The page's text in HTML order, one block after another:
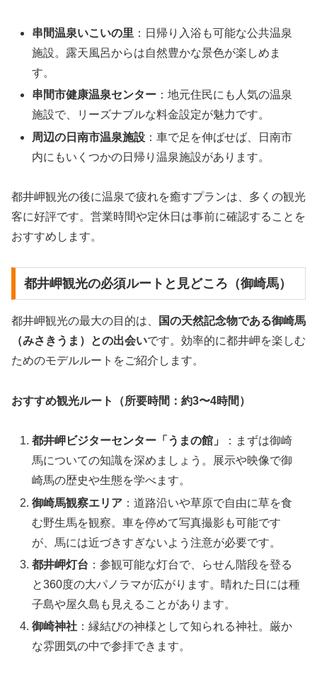
串間温泉いこいの里 ：日帰り入浴も可能な公共温泉
施設。露天風呂からは自然豊かな景色が楽しめま
す。
串間市健康温泉センター ：地元住民にも人気の温泉
施設で、リーズナブルな料金設定が魅力です。
周辺の日南市温泉施設 ：車で足を伸ばせば、日南市
内にもいくつかの日帰り温泉施設があります。
都井岬観光の後に温泉で疲れを癒すプランは、多くの観光
客に好評です。営業時間や定休日は事前に確認することを
おすすめします。
都井岬観光の必須ルートと見どころ（御崎馬）
都井岬観光の最大の目的は、
国の天然記念物である御崎馬
（みさきうま）との出会いです。効率的に都井岬を楽しむ
ためのモデルルートをご紹介します。
おすすめ観光ルート（所要時間：約3〜4時間）
都井岬ビジターセンター「うまの館」
：まずは御崎
馬についての知識を深めましょう。展示や映像で御
崎馬の歴史や生態を学べます。
御崎馬観察エリア ：道路沿いや草原で自由に草を食
む野生馬を観察。車を停めて写真撮影も可能です
が、馬には近づきすぎないよう注意が必要です。
都井岬灯台 ：参観可能な灯台で、らせん階段を登る
と360度の大パノラマが広がります。晴れた日には種
子島や屋久島も見えることがあります。
御崎神社 ：縁結びの神様として知られる神社。厳か
な雰囲気の中で参拝できます。